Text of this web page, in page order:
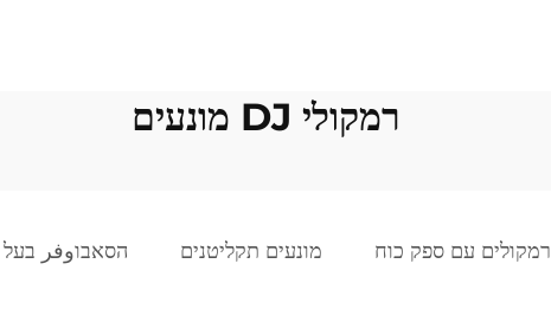
רמקולי DJ מונעים
רמקולים עם ספק כוח מונעים תקליטנים הסאבוوفر בעל